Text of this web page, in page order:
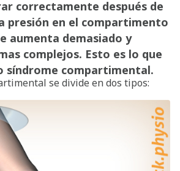
correctamente después de
presión en el compartimento
aumenta demasiado y
complejos. Esto es lo que
síndrome compartimental.
se divide en dos tipos: